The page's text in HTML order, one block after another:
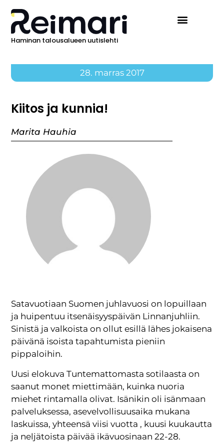
Haminan talousalueen uutislehti
28. marras 2017
Kiitos ja kunnia!
Marita Hauhia
Satavuotiaan Suomen juhlavuosi on lopuillaan
ja huipentuu itsenäisyyspäivän Linnanjuhliin.
Sinistä ja valkoista on ollut esillä lähes jokaisena
päivänä isoista tapahtumista pieniin
pippaloihin.
Uusi elokuva Tuntemattomasta sotilaasta on
saanut monet miettimään, kuinka nuoria
miehet rintamalla olivat. Isänikin oli isänmaan
palveluksessa, asevelvollisuusaika mukana
laskuissa, yhteensä viisi vuotta , kuusi kuukautta
ja neljätoista päivää ikävuosinaan 22-28.